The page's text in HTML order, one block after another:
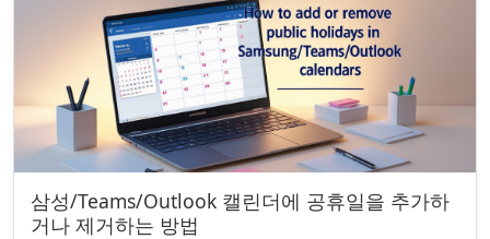
삼성/Teams/Outlook 캘린더에 공휴일을 추가하
거나 제거하는 방법